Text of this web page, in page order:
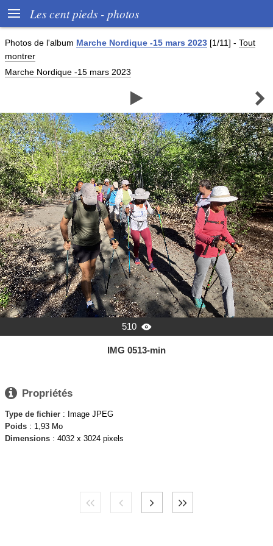
 Les cent pieds - photos
Photos de l'album Marche Nordique -15 mars 2023 [1/11] - Tout
montrer
Marche Nordique -15 mars 2023
 
510 
IMG 0513-min
 Propriétés
Type de fichier : Image JPEG
Poids : 1,93 Mo
Dimensions : 4032 x 3024 pixels